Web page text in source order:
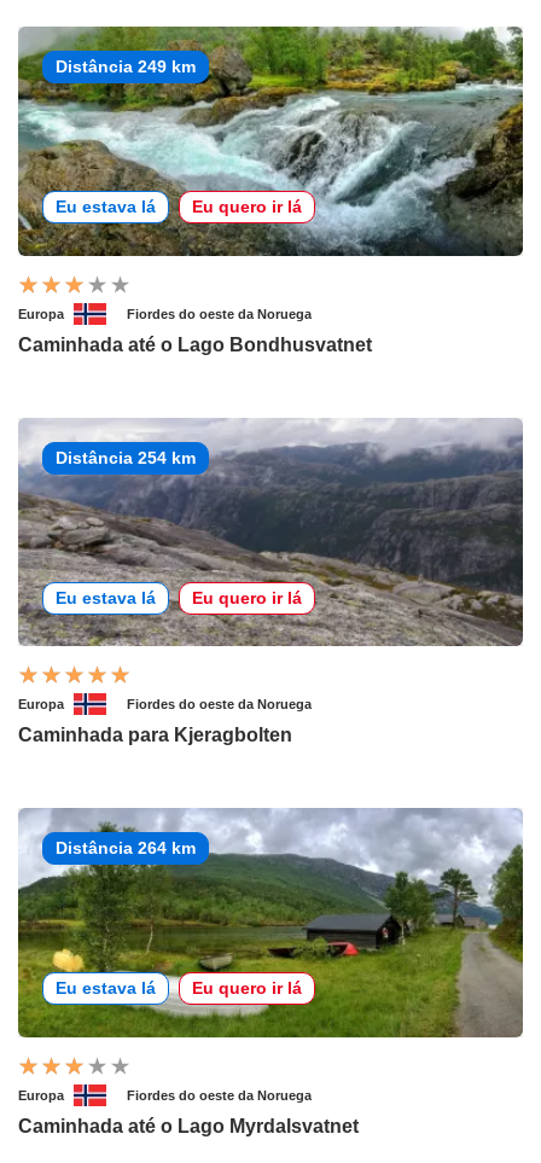
Distância 249 km
Eu estava lá Eu quero ir lá
Europa Fiordes do oeste da Noruega
Caminhada até o Lago Bondhusvatnet
Distância 254 km
Eu estava lá Eu quero ir lá
Europa Fiordes do oeste da Noruega
Caminhada para Kjeragbolten
Distância 264 km
Eu estava lá Eu quero ir lá
Europa Fiordes do oeste da Noruega
Caminhada até o Lago Myrdalsvatnet